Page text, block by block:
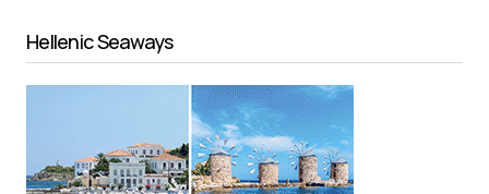
Hellenic Seaways